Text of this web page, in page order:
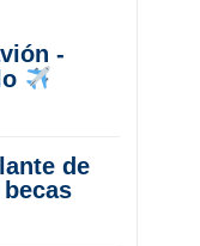
-
de